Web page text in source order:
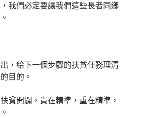
我們必定要讓我們這些長者同鄉
，給下一個步驟的扶貧任務理清
目的。
貧開闢，貴在精準，重在精準，